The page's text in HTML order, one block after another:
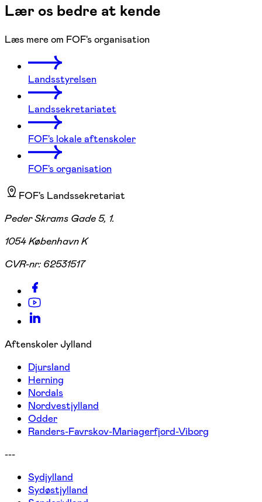
Lær os bedre at kende
Læs mere om FOF's organisation
Landsstyrelsen
Landssekretariatet
FOF's lokale aftenskoler
FOF's organisation
FOF's Landssekretariat
Peder Skrams Gade 5, 1.
1054 København K
CVR-nr: 62531517
Aftenskoler Jylland
Djursland
Herning
Nordals
Nordvestjylland
Odder
Randers-Favrskov-Mariagerfjord-Viborg
---
Sydjylland
Sydøstjylland